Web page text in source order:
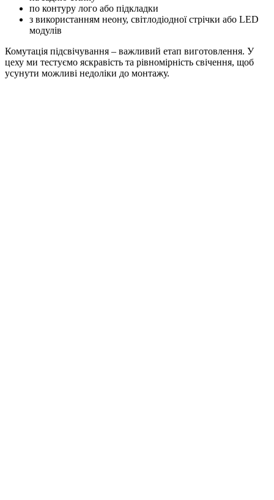
по контуру лого або підкладки
з використанням неону, світлодіодної стрічки або LED
модулів
Комутація підсвічування – важливий етап виготовлення. У
цеху ми тестуємо яскравість та рівномірність свічення, щоб
усунути можливі недоліки до монтажу.